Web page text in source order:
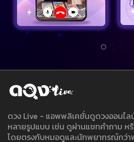
ดวง Live - แอพพลิเคชั่นดูดวงออนไล
หลายรูปแบบ เช่น ดูผ่านแชทคำถาม ห
โดยตรงกับหมอดูและนักพยากรณ์กว่า